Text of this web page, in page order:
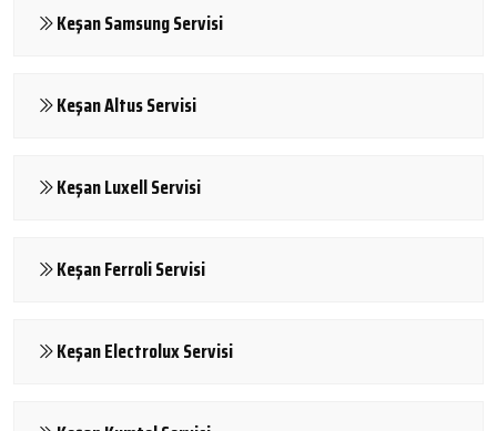
Keşan Samsung Servisi
Keşan Altus Servisi
Keşan Luxell Servisi
Keşan Ferroli Servisi
Keşan Electrolux Servisi